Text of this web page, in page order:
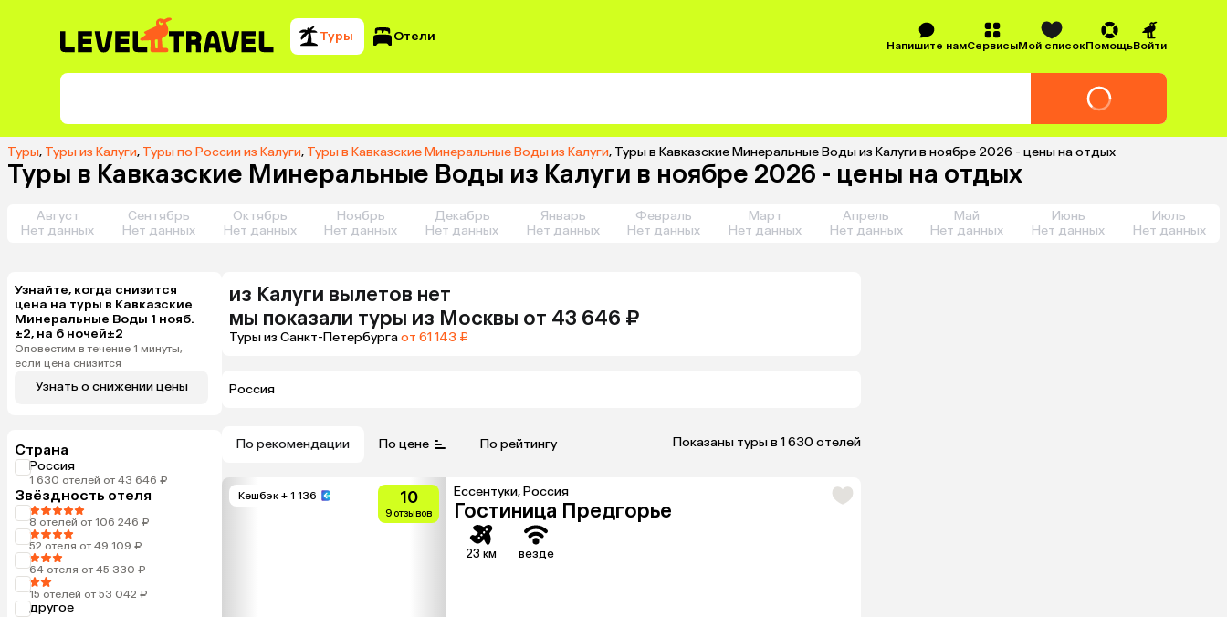
Туры Отели
Напишите намСервисыМой списокПомощьВойти
Туры, Туры из Калуги, Туры по России из Калуги, Туры в Кавказские Минеральные Воды из Калуги, Туры в Кавказские Минеральные Воды из Калуги в ноябре 2026 - цены на отдых
Туры в Кавказские Минеральные Воды из Калуги в ноябре 2026 - цены на отдых
Август
Нет данных
Сентябрь
Нет данных
Октябрь
Нет данных
Ноябрь
Нет данных
Декабрь
Нет данных
Январь
Нет данных
Февраль
Нет данных
Март
Нет данных
Апрель
Нет данных
Май
Нет данных
Июнь
Нет данных
Июль
Нет данных
Узнайте, когда снизится
цена на туры в Кавказские
Минеральные Воды 1 нояб.
±2, на 6 ночей±2
Оповестим в течение 1 минуты,
если цена снизится
Узнать о снижении цены
Страна
Россия
1 630 отелей от 43 646 ₽
Звёздность отеля
8 отелей от 106 246 ₽
52 отеля от 49 109 ₽
64 отеля от 45 330 ₽
15 отелей от 53 042 ₽
другое
из Калуги вылетов нет
мы показали туры из Москвы от 43 646 ₽
Туры из Санкт-Петербургаот 61 143 ₽
Россия
По рекомендации По цене По рейтингу Показаны туры в 1 630 отелей
Кешбэк + 1 136 10
9 отзывов
Ессентуки, Россия
Гостиница Предгорье
23 км везде